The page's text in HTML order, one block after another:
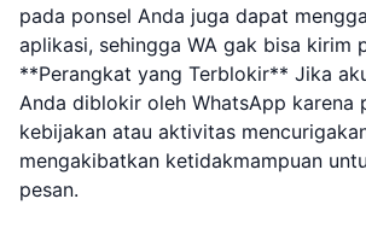
pada ponsel Anda juga dapat
aplikasi, sehingga WA gak bisa kirim
**Perangkat yang Terblokir** Jika
Anda diblokir oleh WhatsApp karena
kebijakan atau aktivitas
mengakibatkan ketidakmampuan
pesan.